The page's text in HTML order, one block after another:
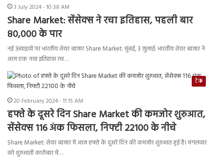
3 July 2024 - 10:38 AM
Share Market: सेंसेक्स ने रचा इतिहास, पहली बार
80,000 के पार
नई ऊंचाइयों पर भारतीय शेयर बाजार Share Market: मुंबई, 3 जुलाई: भारतीय शेयर बाजार ने
आज एक नया इतिहास रच…
टेक
20 February 2024 - 11:15 AM
हफ्ते के दूसरे दिन Share Market की कमजोर शुरुआत,
सेंसेक्स 116 अंक फिसला, निफ्टी 22100 के नीचे
Share Market: शेयर बाजार में आज हफ्ते के दूसरे दिन की कमजोर शुरुआत हुई है। मंगलवार
को शुरुआती कारोबार में…